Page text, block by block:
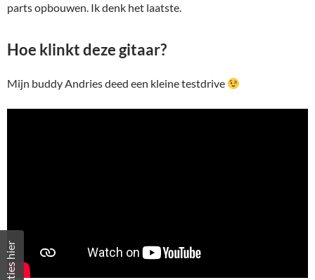
parts opbouwen. Ik denk het laatste.
Hoe klinkt deze gitaar?
Mijn buddy Andries deed een kleine testdrive